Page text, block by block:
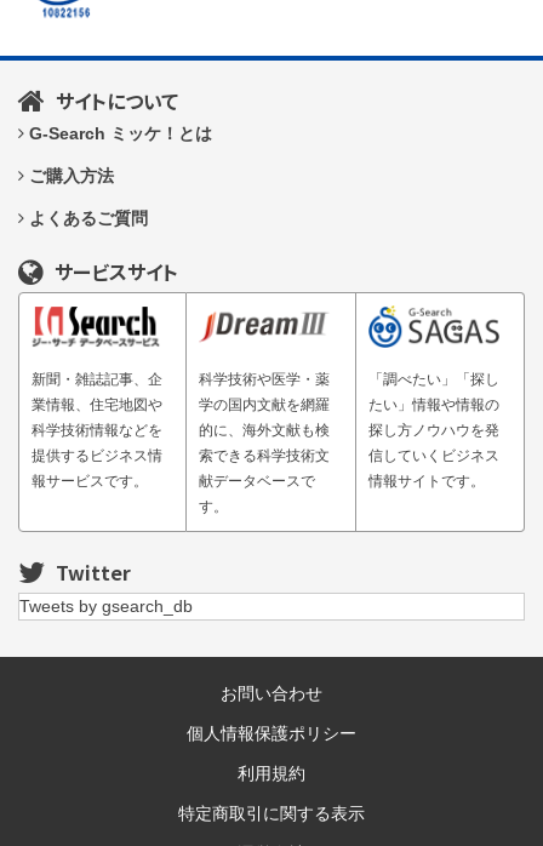
サイトについて
G-Search ミッケ！とは
ご購入方法
よくあるご質問
サービスサイト
新聞・雑誌記事、企
業情報、住宅地図や
科学技術情報などを
提供するビジネス情
報サービスです。
科学技術や医学・薬
学の国内文献を網羅
的に、海外文献も検
索できる科学技術文
献データベースで
す。
「調べたい」「探し
たい」情報や情報の
探し方ノウハウを発
信していくビジネス
情報サイトです。
Twitter
Tweets by gsearch_db
お問い合わせ
個人情報保護ポリシー
利用規約
特定商取引に関する表示